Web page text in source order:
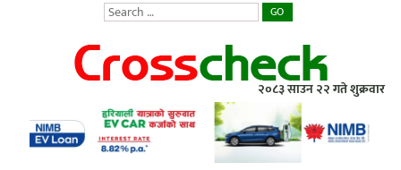
GO
२०८३ साउन २२ गते शुक्रवार